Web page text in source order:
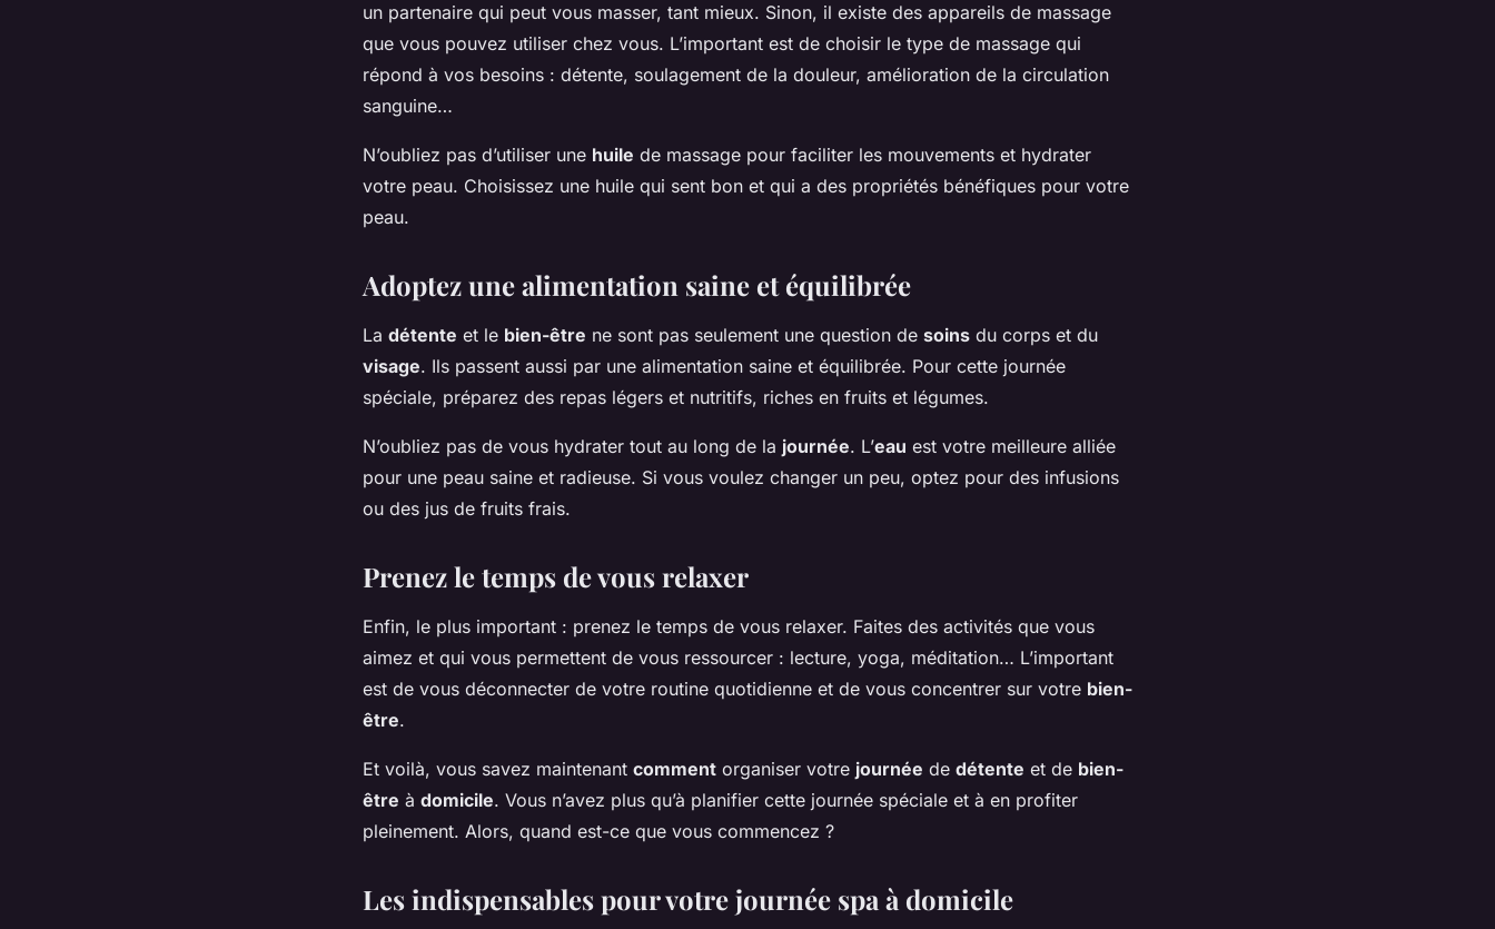
un partenaire qui peut vous masser, tant mieux. Sinon, il existe des appareils de massage
que vous pouvez utiliser chez vous. L’important est de choisir le type de massage qui
répond à vos besoins : détente, soulagement de la douleur, amélioration de la circulation
sanguine…
N’oubliez pas d’utiliser une huile de massage pour faciliter les mouvements et hydrater
votre peau. Choisissez une huile qui sent bon et qui a des propriétés bénéfiques pour votre
peau.
Adoptez une alimentation saine et équilibrée
La détente et le bien-être ne sont pas seulement une question de soins du corps et du
visage. Ils passent aussi par une alimentation saine et équilibrée. Pour cette journée
spéciale, préparez des repas légers et nutritifs, riches en fruits et légumes.
N’oubliez pas de vous hydrater tout au long de la journée. L’eau est votre meilleure alliée
pour une peau saine et radieuse. Si vous voulez changer un peu, optez pour des infusions
ou des jus de fruits frais.
Prenez le temps de vous relaxer
Enfin, le plus important : prenez le temps de vous relaxer. Faites des activités que vous
aimez et qui vous permettent de vous ressourcer : lecture, yoga, méditation… L’important
est de vous déconnecter de votre routine quotidienne et de vous concentrer sur votre bien-
être.
Et voilà, vous savez maintenant comment organiser votre journée de détente et de bien-
être à domicile. Vous n’avez plus qu’à planifier cette journée spéciale et à en profiter
pleinement. Alors, quand est-ce que vous commencez ?
Les indispensables pour votre journée spa à domicile